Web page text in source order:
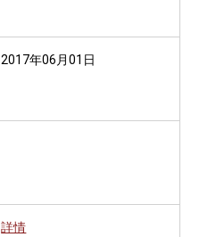
2017年06月01日
詳情